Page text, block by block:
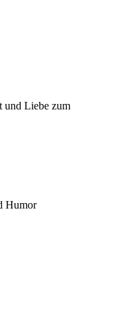
und Liebe zum
Humor